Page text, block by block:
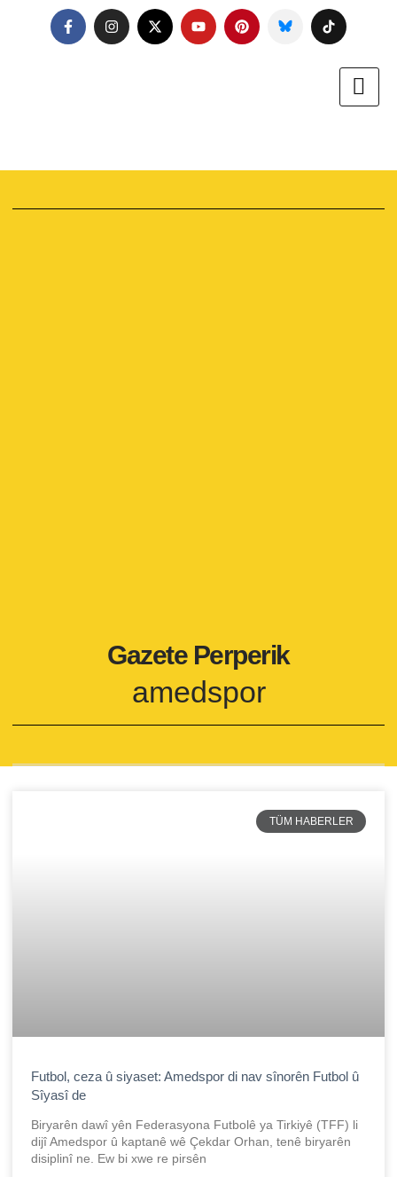
Gazete Perperik
amedspor
TÜM HABERLER
Futbol, ceza û siyaset: Amedspor di nav sînorên Futbol û
Sîyasî de
Biryarên dawî yên Federasyona Futbolê ya Tirkiyê (TFF) li
dijî Amedspor û kaptanê wê Çekdar Orhan, tenê biryarên
disiplinî ne. Ew bi xwe re pirsên